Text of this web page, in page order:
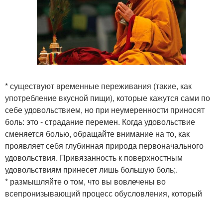
* существуют временные переживания (такие, как
употребление вкусной пищи), которые кажутся сами по
себе удовольствием, но при неумеренности приносят
боль: это - страдание перемен. Когда удовольствие
сменяется болью, обращайте внимание на то, как
проявляет себя глубинная природа первоначального
удовольствия. Привязанность к поверхностным
удовольствиям принесет лишь большую боль;.
* размышляйте о том, что вы вовлечены во
всепронизывающий процесс обусловления, который